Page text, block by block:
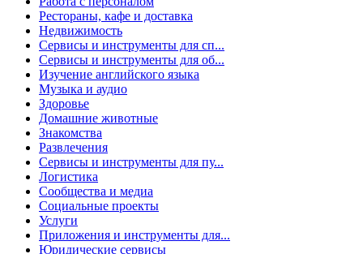
Рестораны, кафе и доставка
Недвижимость
Сервисы и инструменты для сп...
Сервисы и инструменты для об...
Изучение английского языка
Музыка и аудио
Здоровье
Домашние животные
Знакомства
Развлечения
Сервисы и инструменты для пу...
Логистика
Сообщества и медиа
Социальные проекты
Услуги
Приложения и инструменты для...
Юридические сервисы